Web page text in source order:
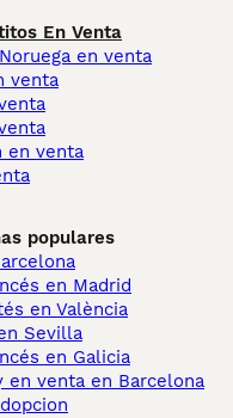
En Venta
en venta
venta
en venta
populares
en Madrid
en València
Sevilla
en Galicia
en venta en Barcelona